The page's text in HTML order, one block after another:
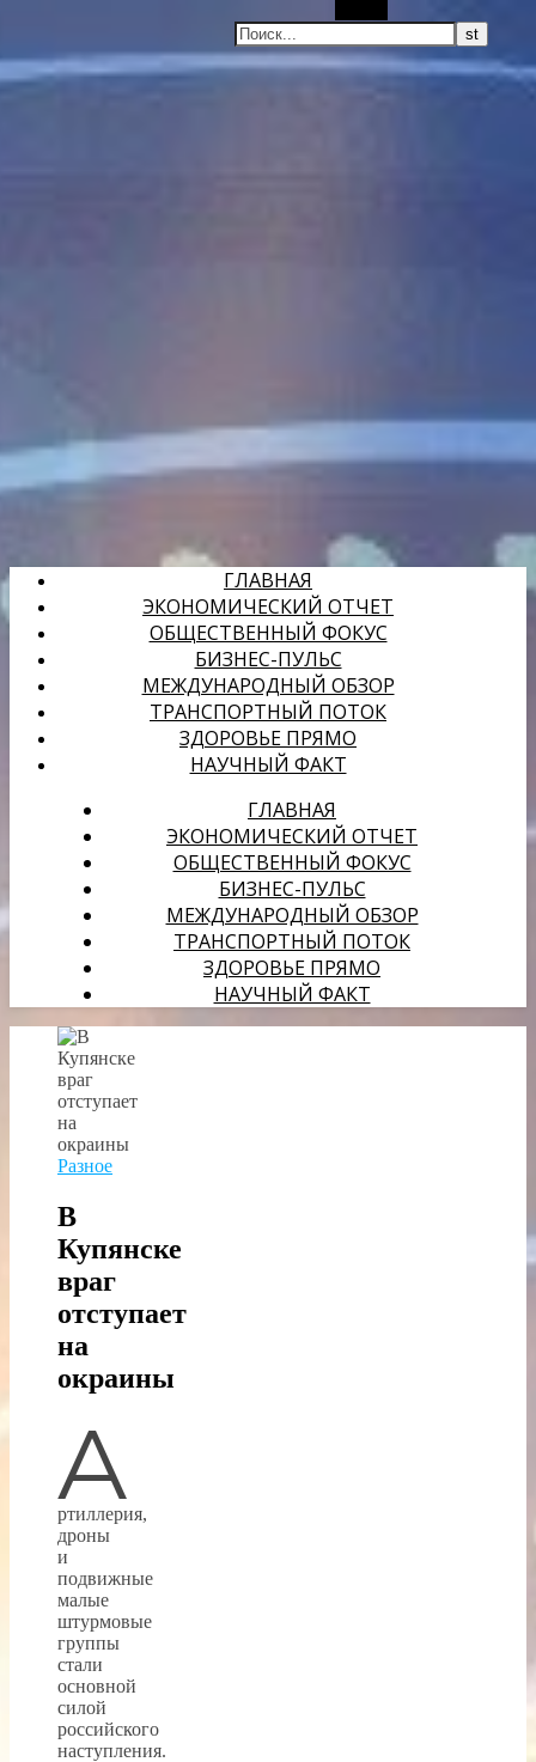
ГЛАВНАЯ
ЭКОНОМИЧЕСКИЙ ОТЧЕТ
ОБЩЕСТВЕННЫЙ ФОКУС
БИЗНЕС-ПУЛЬС
МЕЖДУНАРОДНЫЙ ОБЗОР
ТРАНСПОРТНЫЙ ПОТОК
ЗДОРОВЬЕ ПРЯМО
НАУЧНЫЙ ФАКТ
ГЛАВНАЯ
ЭКОНОМИЧЕСКИЙ ОТЧЕТ
ОБЩЕСТВЕННЫЙ ФОКУС
БИЗНЕС-ПУЛЬС
МЕЖДУНАРОДНЫЙ ОБЗОР
ТРАНСПОРТНЫЙ ПОТОК
ЗДОРОВЬЕ ПРЯМО
НАУЧНЫЙ ФАКТ
Разное
В
Купянске
враг
отступает
на
окраины
А
ртиллерия,
дроны
и
подвижные
малые
штурмовые
группы
стали
основной
силой
российского
наступления.